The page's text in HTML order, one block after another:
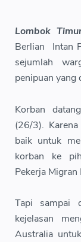
Lombok
Berlian Intan
sejumlah
penipuan yang
Korban
(26/3).
baik untuk
korban ke
Pekerja
Tapi sampai
kejelasan
Australia